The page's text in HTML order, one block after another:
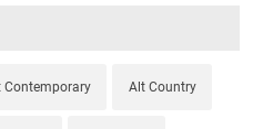
Contemporary Alt Country